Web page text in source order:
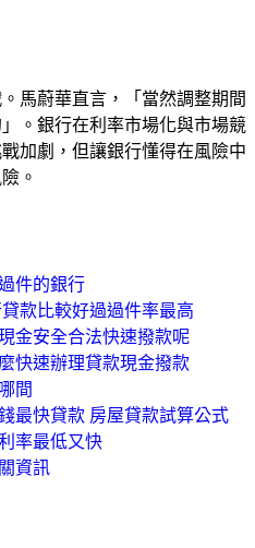
馬蔚華直言，「當然調整期間
。銀行在利率市場化與市場競
加劇，但讓銀行懂得在風險中
。
件的銀行
款比較好過過件率最高
金安全合法快速撥款呢
快速辦理貸款現金撥款
間
最快貸款 房屋貸款試算公式
率最低又快
資訊